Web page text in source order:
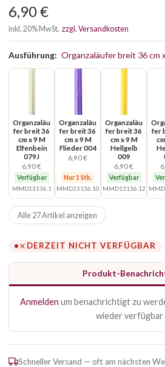
6,90 €
inkl. 20% MwSt. zzgl. Versandkosten
Ausführung: Organzaläufer breit 36 cm
Organzaläu
fer breit 36
cm x 9 M
Elfenbein
079J
6,90 €
Verfügbar
MMD13136.1
Organzaläu
fer breit 36
cm x 9 M
Flieder 004
6,90 €
Nur 1 Stk.
MMD13136.10
Organzaläu
fer breit 36
cm x 9 M
Hellgelb
009
6,90 €
Verfügbar
MMD13136.12
fer
Alle 27 Artikel anzeigen
DERZEIT NICHT VERFÜGBAR
Produkt-
Anmelden um benachrichtigt zu
wieder verfügbar
Schneller Versand — oft am nächsten